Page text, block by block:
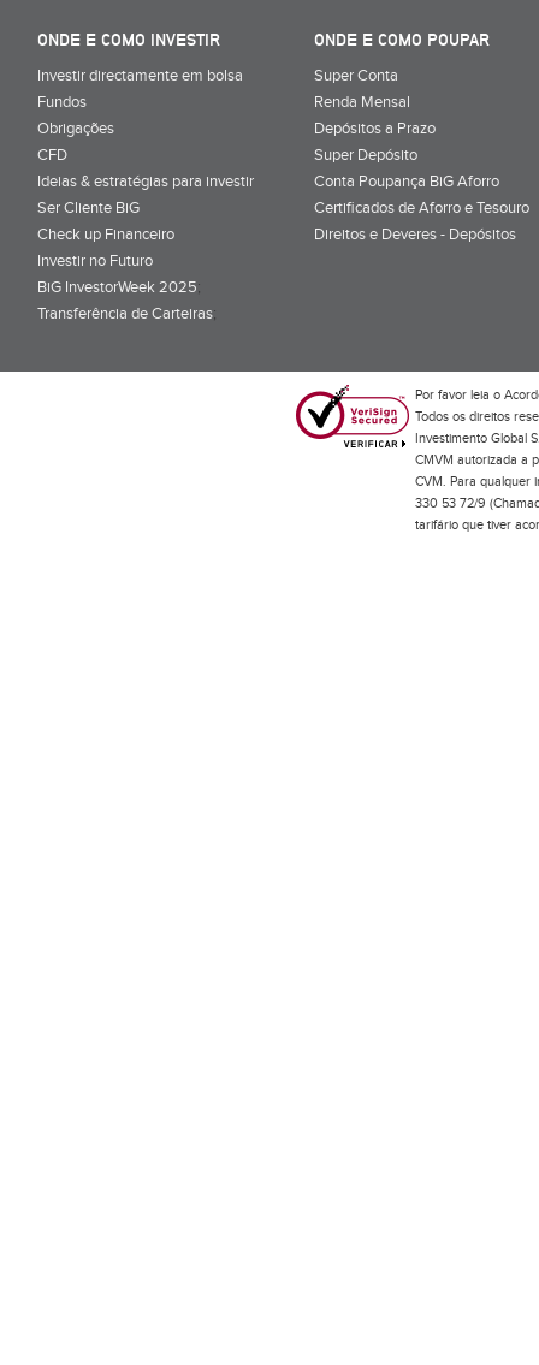
ONDE E COMO INVESTIR
Investir directamente em bolsa
Fundos
Obrigações
CFD
Ideias & estratégias para investir
Ser Cliente BiG
Check up Financeiro
Investir no Futuro
BiG InvestorWeek 2025;
Transferência de Carteiras;
ONDE E COMO POUPAR
Super Conta
Renda Mensal
Depósitos a Prazo
Super Depósito
Conta Poupança BiG Aforro
Certificados de Aforro e Tesouro
Direitos e Deveres - Depósitos
Por favor leia o
Todos os direitos
Investimento Global
CMVM autorizada a
CVM. Para qualquer
330 53 72/9
tarifário que tiver